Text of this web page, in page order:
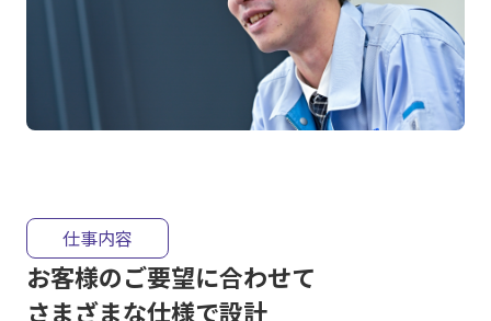
仕事内容
お客様のご要望に合わせて
さまざまな仕様で設計